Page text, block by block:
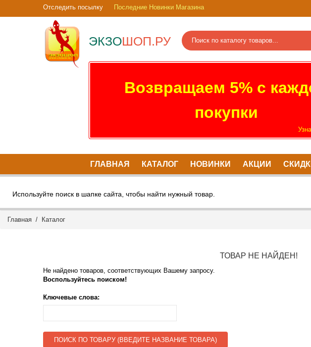
Отследить посылку Последние Новинки Магазина
ЭКЗОШОП.РУ
Возвращаем 5% с
покупки
ГЛАВНАЯ КАТАЛОГ НОВИНКИ АКЦИИ
Используйте поиск в шапке сайта, чтобы найти нужный товар.
Главная / Каталог
ТОВАР НЕ НАЙДЕН!
Не найдено товаров, соответствующих Вашему запросу.
Воспользуйтесь поиском!
Ключевые слова:
ПОИСК ПО ТОВАРУ (ВВЕДИТЕ НАЗВАНИЕ ТОВАРА)